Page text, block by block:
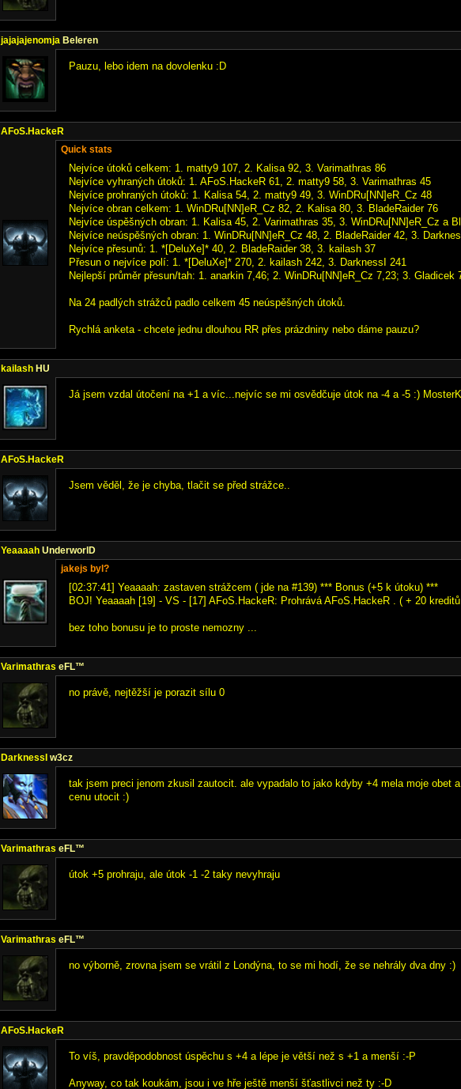
jajajajenomja Beleren
Pauzu, lebo idem na dovolenku :D
AFoS.HackeR
Quick stats
Nejvíce útoků celkem: 1. matty9 107, 2. Kalisa 92, 3. Varimathras 86
Nejvíce vyhraných útoků: 1. AFoS.HackeR 61, 2. matty9 58, 3. Varimathras 45
Nejvíce prohraných útoků: 1. Kalisa 54, 2. matty9 49, 3. WinDRu[NN]eR_Cz 48
Nejvíce obran celkem: 1. WinDRu[NN]eR_Cz 82, 2. Kalisa 80, 3. BladeRaider 76
Nejvíce úspěšných obran: 1. Kalisa 45, 2. Varimathras 35, 3. WinDRu[NN]eR_Cz a
Nejvíce neúspěšných obran: 1. WinDRu[NN]eR_Cz 48, 2. BladeRaider 42, 3.
Nejvíce přesunů: 1. *[DeluXe]* 40, 2. BladeRaider 38, 3. kailash 37
Přesun o nejvíce polí: 1. *[DeluXe]* 270, 2. kailash 242, 3. DarknessI 241
Nejlepší průměr přesun/tah: 1. anarkin 7,46; 2. WinDRu[NN]eR_Cz 7,23; 3. Gladicek
Na 24 padlých strážců padlo celkem 45 neúspěšných útoků.
Rychlá anketa - chcete jednu dlouhou RR přes prázdniny nebo dáme pauzu?
kailash HU
Já jsem vzdal útočení na +1 a víc...nejvíc se mi osvědčuje útok na -4 a -5 :)
AFoS.HackeR
Jsem věděl, že je chyba, tlačit se před strážce..
Yeaaaah UnderworlD
jakejs byl?
[02:37:41] Yeaaaah: zastaven strážcem ( jde na #139) *** Bonus (+5 k útoku) ***
BOJ! Yeaaaah [19] - VS - [17] AFoS.HackeR: Prohrává AFoS.HackeR . ( + 20
bez toho bonusu je to proste nemozny ...
Varimathras eFL™
no právě, nejtěžší je porazit sílu 0
DarknessI w3cz
tak jsem preci jenom zkusil zautocit. ale vypadalo to jako kdyby +4 mela moje obet
cenu utocit :)
Varimathras eFL™
útok +5 prohraju, ale útok -1 -2 taky nevyhraju
Varimathras eFL™
no výborně, zrovna jsem se vrátil z Londýna, to se mi hodí, že se nehrály dva dny :)
AFoS.HackeR
To víš, pravděpodobnost úspěchu s +4 a lépe je větší než s +1 a menší :-P
Anyway, co tak koukám, jsou i ve hře ještě menší šťastlivci než ty :-D